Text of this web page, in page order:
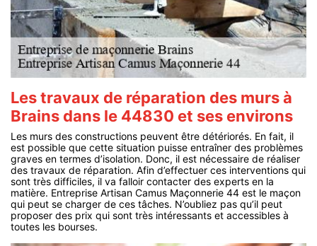
Les travaux de réparation des murs à
Brains dans le 44830 et ses environs
Les murs des constructions peuvent être détériorés. En fait, il
est possible que cette situation puisse entraîner des problèmes
graves en termes d’isolation. Donc, il est nécessaire de réaliser
des travaux de réparation. Afin d’effectuer ces interventions qui
sont très difficiles, il va falloir contacter des experts en la
matière. Entreprise Artisan Camus Maçonnerie 44 est le maçon
qui peut se charger de ces tâches. N’oubliez pas qu’il peut
proposer des prix qui sont très intéressants et accessibles à
toutes les bourses.